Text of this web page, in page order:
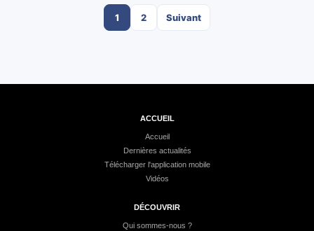
1 2 Suivant
ACCUEIL
Accueil
Dernières actualités
Télécharger l'application mobile
Vidéos
DÉCOUVRIR
Qui sommes-nous ?